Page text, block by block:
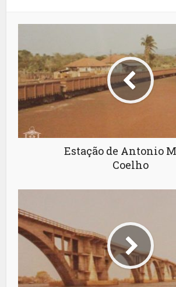
Estação de Antonio
Coelho